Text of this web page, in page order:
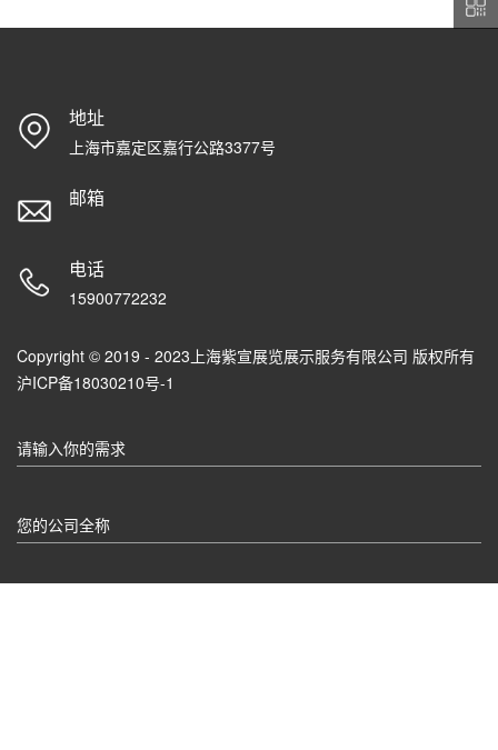
地址
上海市嘉定区嘉行公路3377号
邮箱
电话
15900772232
Copyright © 2019 - 2023上海紫宣展览展示服务有限公司 版权所有
沪ICP备18030210号-1
请输入你的需求
您的公司全称